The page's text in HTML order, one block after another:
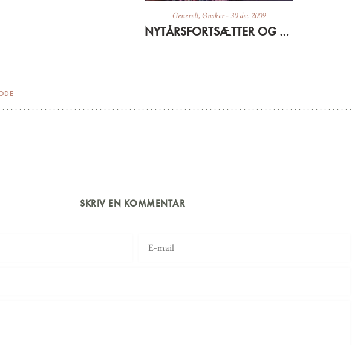
Generelt, Ønsker-30 dec 2009
NYTÅRSFORTSÆTTER OG ÅRETS SIDSTE RENGØRING
SKRIV EN KOMMENTAR